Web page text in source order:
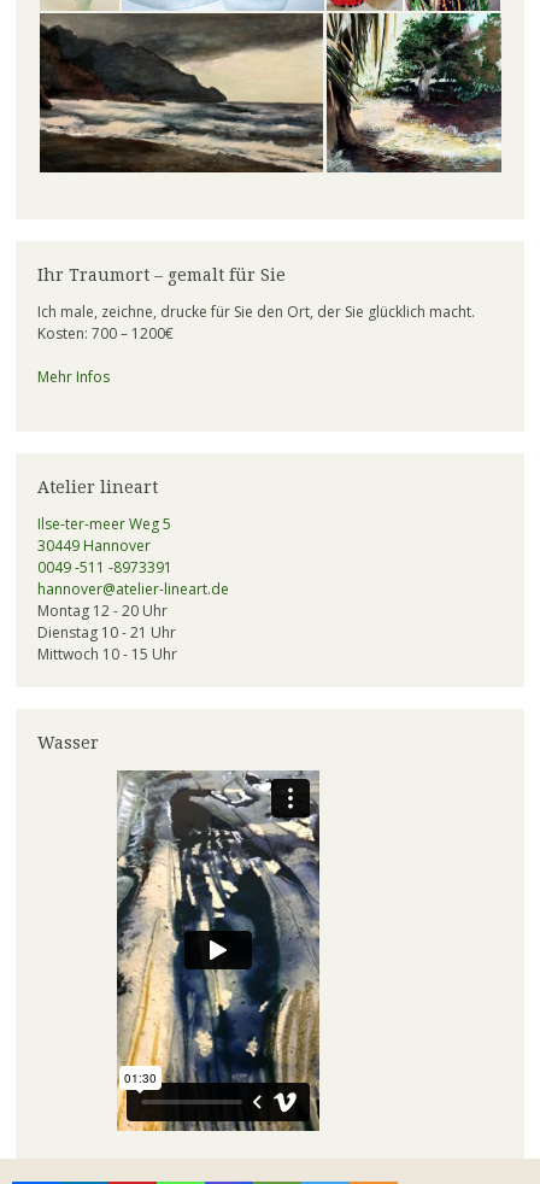
Ihr Traumort – gemalt für Sie
Ich male, zeichne, drucke für Sie den Ort, der Sie glücklich macht.
Kosten: 700 – 1200€
Mehr Infos
Atelier lineart
Ilse-ter-meer Weg 5
30449 Hannover
0049 -511 -8973391
hannover@atelier-lineart.de
Montag 12 - 20 Uhr
Dienstag 10 - 21 Uhr
Mittwoch 10 - 15 Uhr
Wasser